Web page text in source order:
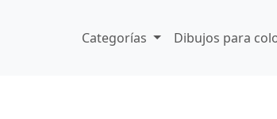
Categorías Dibujos para